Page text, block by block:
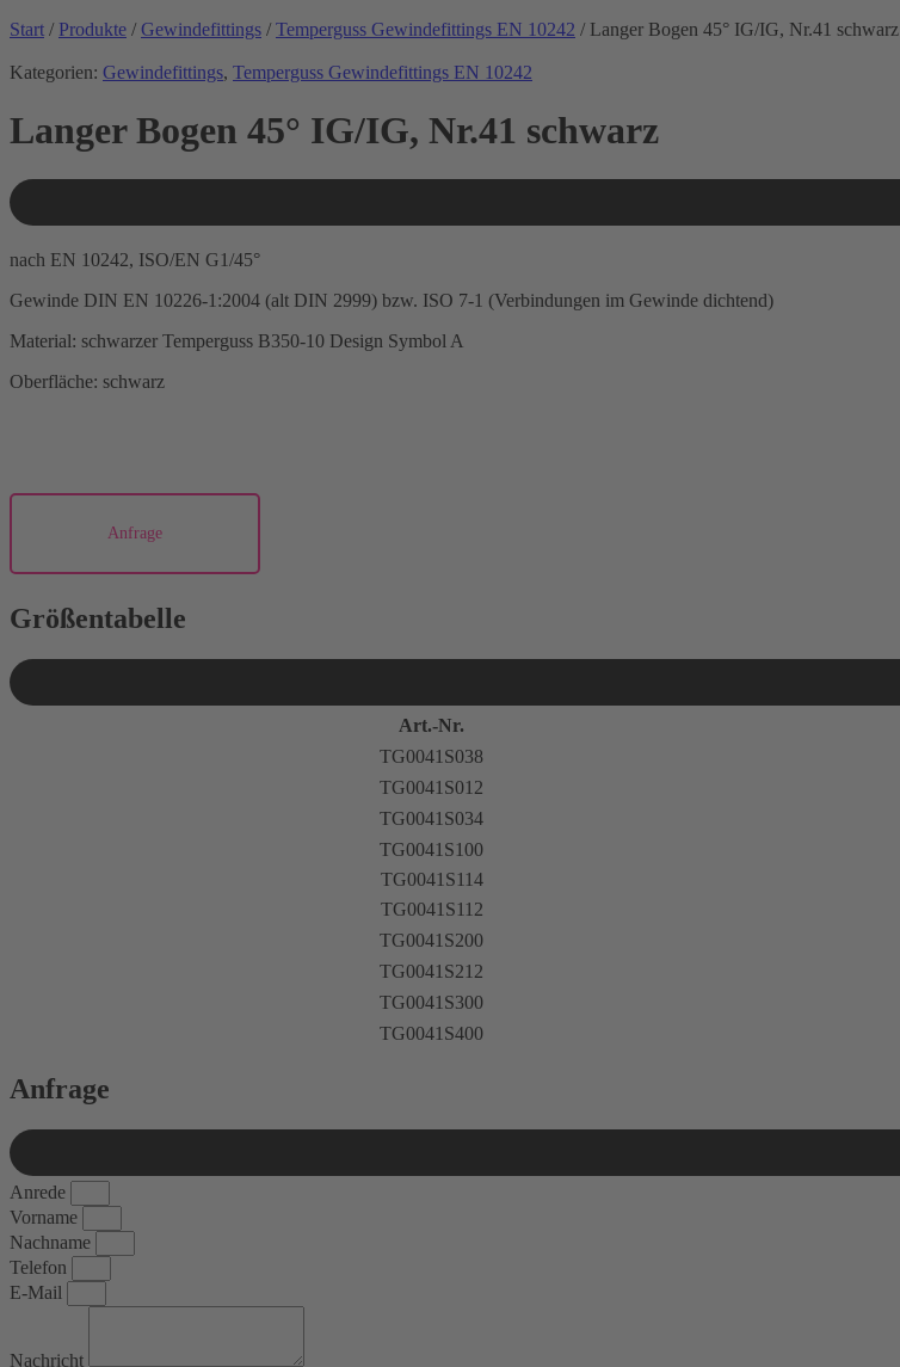
Start / Produkte / Gewindefittings / Temperguss Gewindefittings EN 10242 / Langer Bogen 45° IG/IG, Nr.41 schwarz
Kategorien: Gewindefittings, Temperguss Gewindefittings EN 10242
Langer Bogen 45° IG/IG, Nr.41 schwarz
nach EN 10242, ISO/EN G1/45°
Gewinde DIN EN 10226-1:2004 (alt DIN 2999) bzw. ISO 7-1 (Verbindungen im Gewinde dichtend)
Material: schwarzer Temperguss B350-10 Design Symbol A
Oberfläche: schwarz
Anfrage
Größentabelle
Art.-Nr.
TG0041S038
TG0041S012
TG0041S034
TG0041S100
TG0041S114
TG0041S112
TG0041S200
TG0041S212
TG0041S300
TG0041S400
Anfrage
Anrede
Vorname
Nachname
Telefon
E-Mail
Nachricht